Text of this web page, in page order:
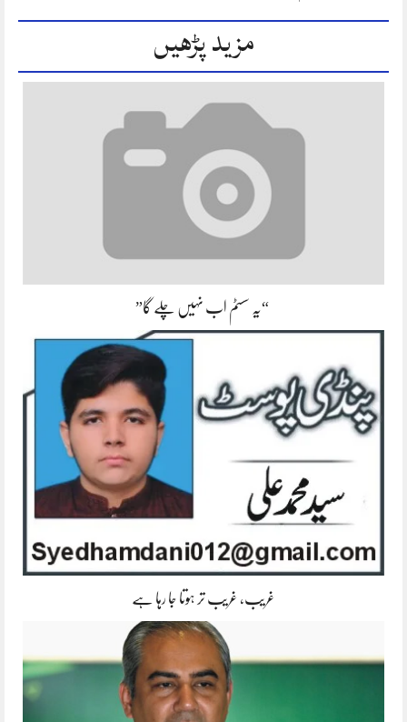
مزید پڑھیں
“یہ سسٹم اب نہیں چلے گا”
غریب، غریب تر ہوتا جا رہا ہے